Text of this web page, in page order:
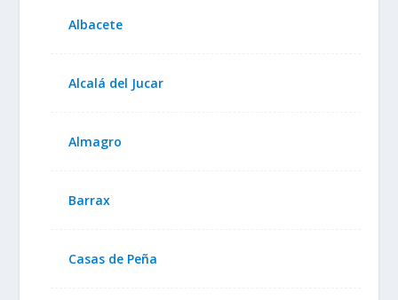
Albacete
Alcalá del Jucar
Almagro
Barrax
Casas de Peña